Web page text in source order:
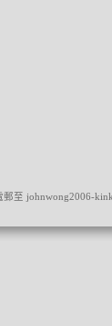
郵至 johnwong2006-